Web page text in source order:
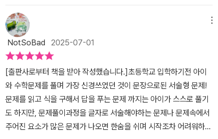
풀이 순서를 확인!먼저 핵심어를 파악하고식과 풀이를 절차대로 따라
쓰며 답을 구해보았어요.이게 바로 절차학습법!​해결 단계와 풀이 순
서를 따라가면식을 세우고 과정을 서술하는 것도 수월해집니다.​​​​핵심
어독해법과 절차학습법을 잘 익힌 후에문장제 실력쌓기 문제를 풀어
봅니다.​​​​문제 읽기 체크 박스를 참고하면풀이를 쓰고 답을 구하는 게
훨씬 수월하답니다.​​​​저는 1번 문제처럼 자세하게 풀이과정을 쓰면 좋
겠다 생각했지만아직 초2에게는 무리인가 싶습니다.그래도 문제 읽
기 체크 박스를 잘 확인해서정답을 도출해 낸 것을 폭풍 칭찬해주었
어요.​​ ​​매 단원 마지막에는문장제 서술형 평가 대비 문제가 수록되어
같다. 일단 공부 습관을 만들어주는 것이 중요하기 때문이다. 집에서
꾸준하게 수학학습지 하는 것을 매일 하는 필수 일정으로 넣어놓고
있다.기적의 수학 문장제는 2024년 11월 개정이 되어서 교과 연계
개념을 확인하고 핵심어 찾기를 통해 문장제 형식의 수학을 독해하는
절차를 확인할 수가 있다. 우리가 국어에서 문해력이 중요하듯이 수
학도 마찬가지이다. 단순한 연산문제 보다는 생각할 거리를 주고 사
고력을 확장시키는 수학 문장제 연습이 필요하다.하루에 4쪽 분량으
로 부담없이 학습이 가능하지만 아이가 힘들다면 1쪽, 혹은 2쪽을 할
수가 있다. 교과 내용이 포함되어 있기 때문에 꾸준히만 한다면 단원
평가에서 좋은 점수를 받을 수가 있다.특히 요즘은 영상 콘텐츠에 익
NotSoBad 2025-07-01
[출판사로부터 책을 받아 작성했습니다.]초등학교 입학하기전 아이
와 수학문제를 풀며 가장 신경쓰였던 것이 문장으로된 서술형 문제!
문제를 읽고 식을 구해서 답을 푸는 문제 까지는 아이가 스스로 풀기
도 하지만, 문제풀이과정을 글자로 서술해야하는 문제나 문제속에서
주어진 요소가 많은 문제가 나오면 한숨을 쉬며 시작조차 어려워하기